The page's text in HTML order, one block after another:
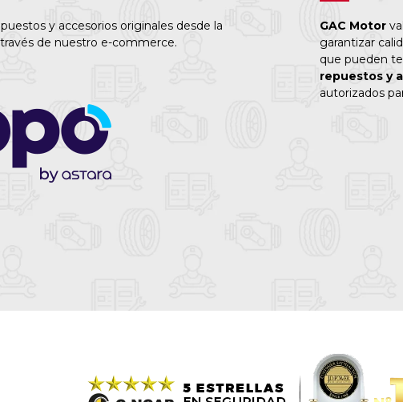
y accesorios originales desde la
de nuestro e-commerce.
GAC Motor
garantizar
que pueden
repuestos y
autorizados